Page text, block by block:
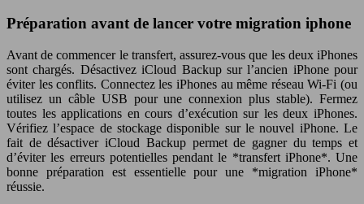
Préparation avant de lancer votre migration iphone
Avant de commencer le transfert, assurez-vous que les deux iPhones
sont chargés. Désactivez iCloud Backup sur l’ancien iPhone pour
éviter les conflits. Connectez les iPhones au même réseau Wi-Fi (ou
utilisez un câble USB pour une connexion plus stable). Fermez
toutes les applications en cours d’exécution sur les deux iPhones.
Vérifiez l’espace de stockage disponible sur le nouvel iPhone. Le
fait de désactiver iCloud Backup permet de gagner du temps et
d’éviter les erreurs potentielles pendant le *transfert iPhone*. Une
bonne préparation est essentielle pour une *migration iPhone*
réussie.